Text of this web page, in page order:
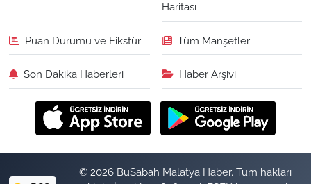
Haritası
Puan Durumu ve Fikstür Tüm Manşetler
Son Dakika Haberleri Haber Arşivi
© 2026 BuSabah Malatya Haber. Tüm hakları